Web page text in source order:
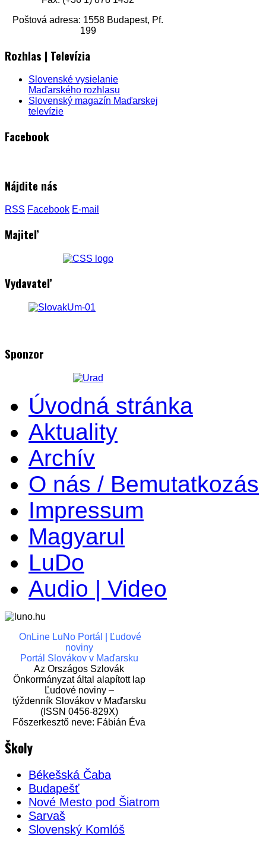
Poštová adresa: 1558 Budapest, Pf.
199
Rozhlas | Televízia
Slovenské vysielanie
Maďarského rozhlasu
Slovenský magazín Maďarskej
televízie
Facebook
Nájdite nás
RSS Facebook E-mail
Majiteľ
Vydavateľ
Sponzor
Úvodná stránka
Aktuality
Archív
O nás / Bemutatkozás
Impressum
Magyarul
LuDo
Audio | Video
OnLine LuNo Portál | Ľudové
noviny
Portál Slovákov v Maďarsku
Az Országos Szlovák
Önkormányzat által alapított lap
Ľudové noviny –
týždenník Slovákov v Maďarsku
(ISSN 0456-829X)
Főszerkesztő neve: Fábián Éva
Školy
Békešská Čaba
Budapešť
Nové Mesto pod Šiatrom
Sarvaš
Slovenský Komlóš